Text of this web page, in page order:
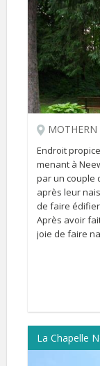
MOTHERN
Endroit
menant à
par un couple
après leur
de faire
Après avoir
joie de faire
La Chapelle